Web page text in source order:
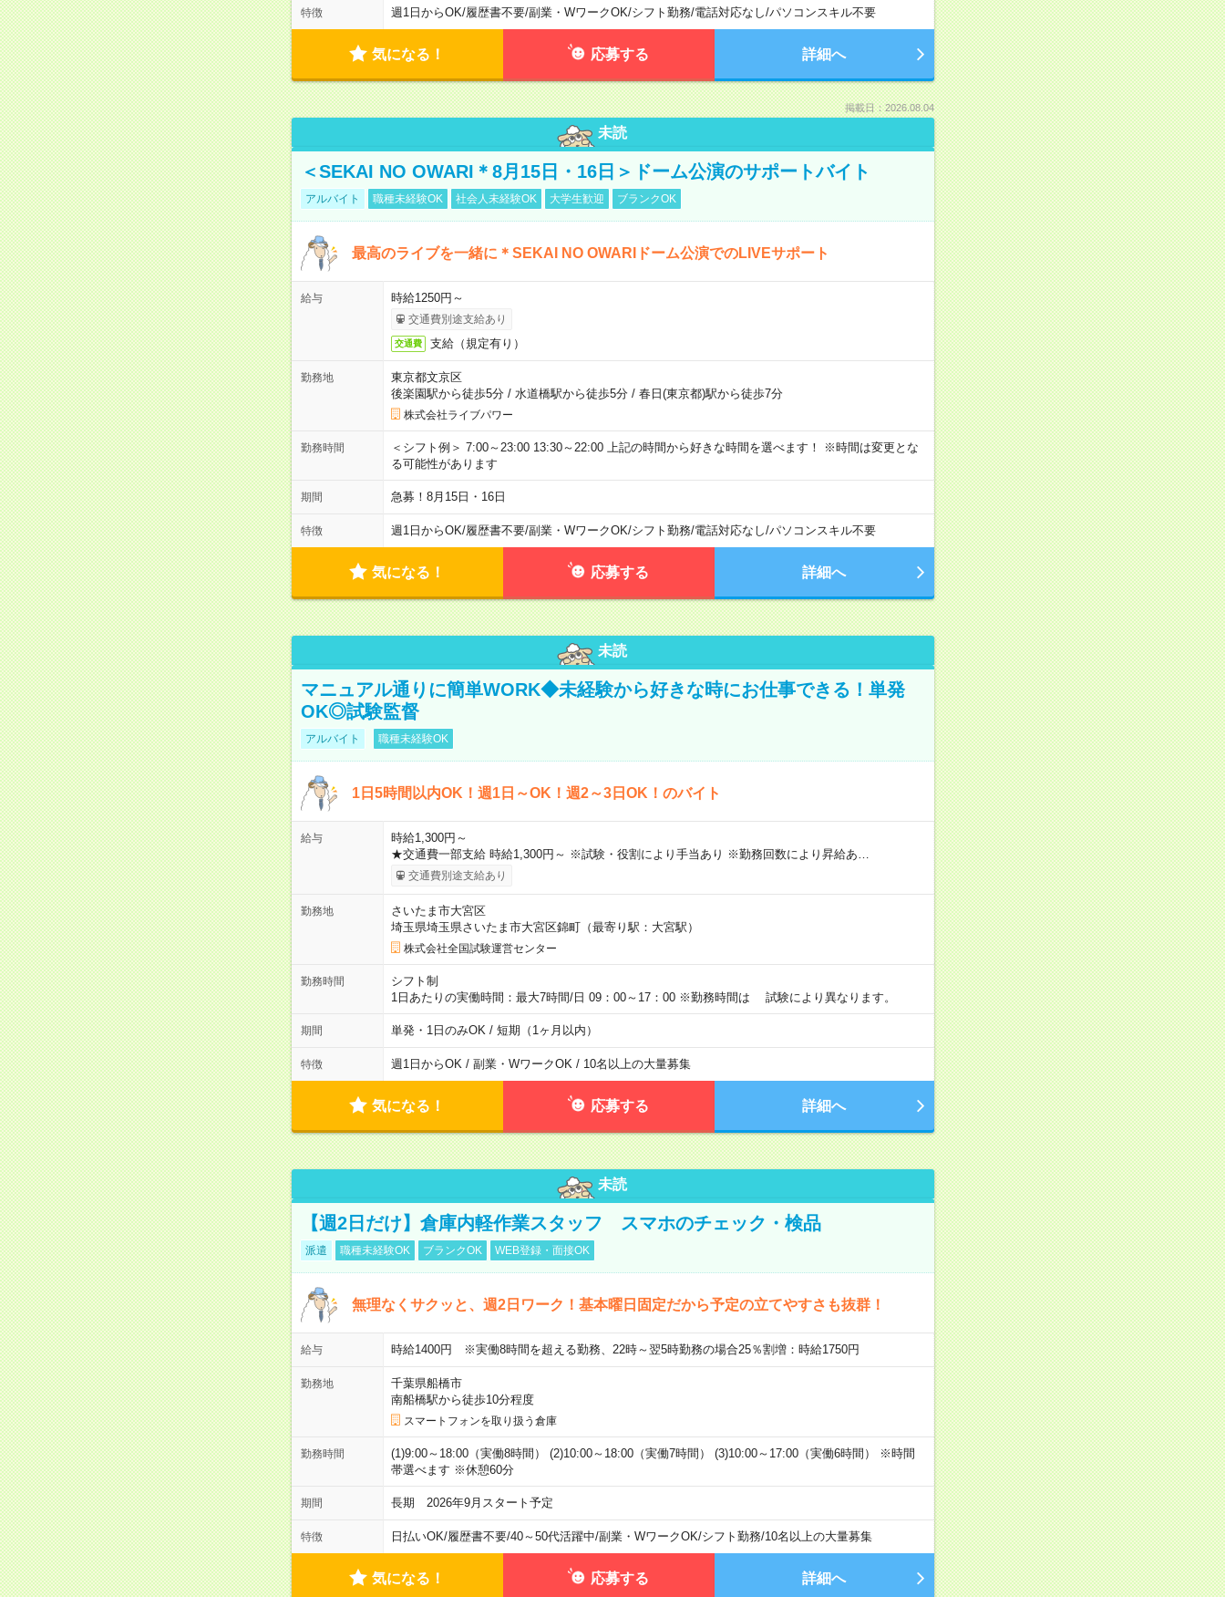
特徴 週1日からOK/履歴書不要/副業・WワークOK/シフト勤務/電話対応なし/パソコンスキル不要
気になる！ 応募する 詳細へ
掲載日：2026.08.04
未読
＜SEKAI NO OWARI＊8月15日・16日＞ドーム公演のサポートバイト
アルバイト 職種未経験OK 社会人未経験OK 大学生歓迎 ブランクOK
最高のライブを一緒に＊SEKAI NO OWARIドーム公演でのLIVEサポート
給与 時給1250円～
交通費別途支給あり
交通費 支給（規定有り）
勤務地
東京都文京区
後楽園駅から徒歩5分/ 水道橋駅から徒歩5分/ 春日(東京都)駅から徒歩7分
株式会社ライブパワー
勤務時間
＜シフト例＞ 7:00～23:00 13:30～22:00 上記の時間から好きな時間を選べます！ ※時間は変更とな
る可能性があります
期間 急募！8月15日・16日
特徴 週1日からOK/履歴書不要/副業・WワークOK/シフト勤務/電話対応なし/パソコンスキル不要
気になる！ 応募する 詳細へ
未読
マニュアル通りに簡単WORK◆未経験から好きな時にお仕事できる！単発
OK◎試験監督
アルバイト 職種未経験OK
1日5時間以内OK！週1日～OK！週2～3日OK！のバイト
給与
時給1,300円～
★交通費一部支給 時給1,300円～ ※試験・役割により手当あり ※勤務回数により昇給あ…
交通費別途支給あり
勤務地
さいたま市大宮区
埼玉県埼玉県さいたま市大宮区錦町（最寄り駅：大宮駅）
株式会社全国試験運営センター
勤務時間
シフト制
1日あたりの実働時間：最大7時間/日 09：00～17：00 ※勤務時間は 試験により異なります。
期間 単発・1日のみOK / 短期（1ヶ月以内）
特徴 週1日からOK / 副業・WワークOK / 10名以上の大量募集
気になる！ 応募する 詳細へ
未読
【週2日だけ】倉庫内軽作業スタッフ スマホのチェック・検品
派遣 職種未経験OK ブランクOK WEB登録・面接OK
無理なくサクッと、週2日ワーク！基本曜日固定だから予定の立てやすさも抜群！
給与 時給1400円 ※実働8時間を超える勤務、22時～翌5時勤務の場合25％割増：時給1750円
勤務地
千葉県船橋市
南船橋駅から徒歩10分程度
スマートフォンを取り扱う倉庫
勤務時間
(1)9:00～18:00（実働8時間） (2)10:00～18:00（実働7時間） (3)10:00～17:00（実働6時間） ※時間
帯選べます ※休憩60分
期間 長期 2026年9月スタート予定
特徴 日払いOK/履歴書不要/40～50代活躍中/副業・WワークOK/シフト勤務/10名以上の大量募集
気になる！ 応募する 詳細へ